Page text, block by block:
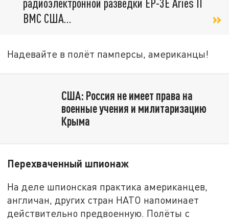
ВМС США…
Надевайте в полёт памперсы, американцы!
США: Россия не имеет права на
военные учения и милитаризацию
Крыма
Перехваченный шпионаж
На деле шпионская практика американцев,
англичан, других стран НАТО напоминает
действительно предвоенную. Полёты с